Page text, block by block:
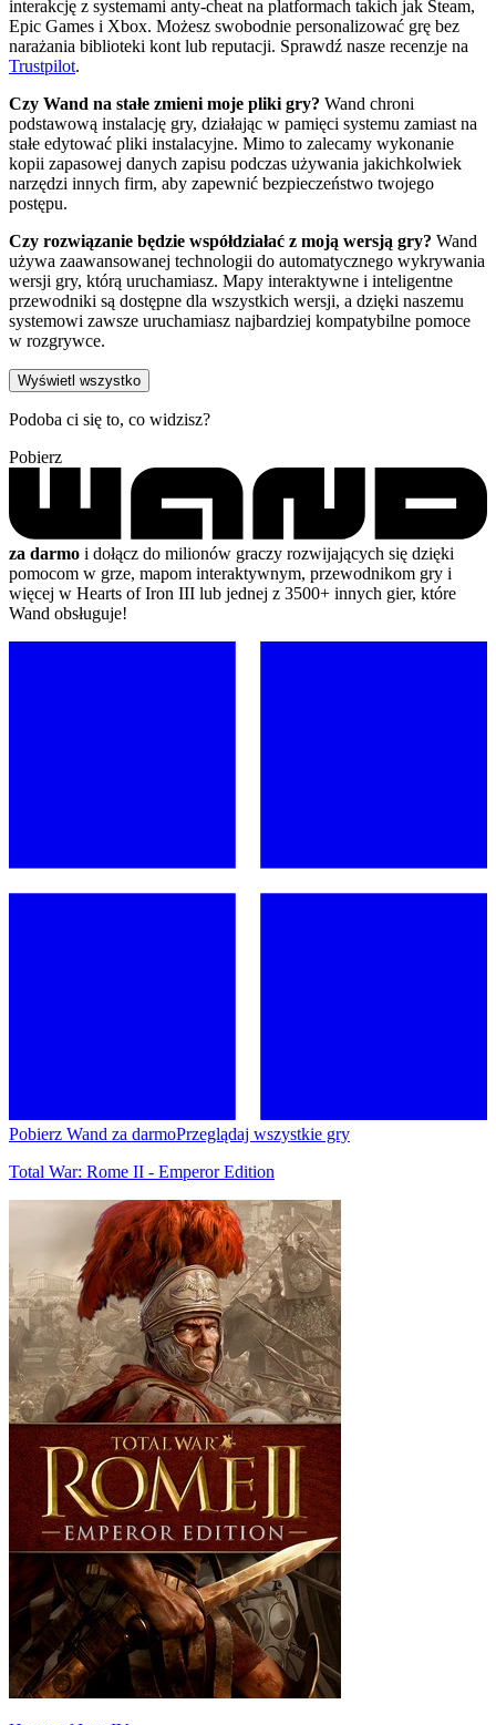
interakcję z systemami anty-cheat na platformach takich jak Steam,
Epic Games i Xbox. Możesz swobodnie personalizować grę bez
narażania biblioteki kont lub reputacji. Sprawdź nasze recenzje na
Trustpilot.
Czy Wand na stałe zmieni moje pliki gry? Wand chroni
podstawową instalację gry, działając w pamięci systemu zamiast na
stałe edytować pliki instalacyjne. Mimo to zalecamy wykonanie
kopii zapasowej danych zapisu podczas używania jakichkolwiek
narzędzi innych firm, aby zapewnić bezpieczeństwo twojego
postępu.
Czy rozwiązanie będzie współdziałać z moją wersją gry? Wand
używa zaawansowanej technologii do automatycznego wykrywania
wersji gry, którą uruchamiasz. Mapy interaktywne i inteligentne
przewodniki są dostępne dla wszystkich wersji, a dzięki naszemu
systemowi zawsze uruchamiasz najbardziej kompatybilne pomoce
w rozgrywce.
Wyświetl wszystko
Podoba ci się to, co widzisz?
Pobierz
za darmo i dołącz do milionów graczy rozwijających się dzięki
pomocom w grze, mapom interaktywnym, przewodnikom gry i
więcej w Hearts of Iron III lub jednej z 3500+ innych gier, które
Wand obsługuje!
Pobierz Wand za darmoPrzeglądaj wszystkie gry
Total War: Rome II - Emperor Edition